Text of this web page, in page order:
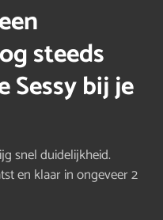
steeds
Sessy bij je
snel duidelijkheid.
en klaar in ongeveer 2